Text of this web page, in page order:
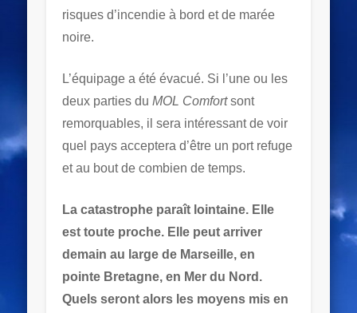
risques d’incendie à bord et de marée
noire.
L’équipage a été évacué. Si l’une ou les
deux parties duMOL Comfortsont
remorquables, il sera intéressant de voir
quel pays acceptera d’être un port refuge
et au bout de combien de temps.
La catastrophe paraît lointaine. Elle
est toute proche. Elle peut arriver
demain au large de Marseille, en
pointe Bretagne, en Mer du Nord.
Quels seront alors les moyens mis en